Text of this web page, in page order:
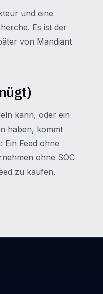
und eine
Es ist der
von Mandiant
kann, oder ein
haben, kommt
Ein Feed ohne
ohne SOC
zu kaufen.